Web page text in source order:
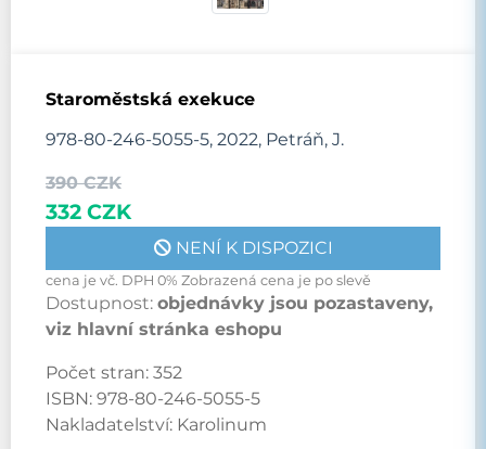
Staroměstská exekuce
978-80-246-5055-5, 2022, Petráň, J.
390 CZK
332 CZK
NENÍ K DISPOZICI
cena je vč. DPH 0% Zobrazená cena je po slevě
Dostupnost: objednávky jsou pozastaveny,
viz hlavní stránka eshopu
Počet stran: 352
ISBN: 978-80-246-5055-5
Nakladatelství: Karolinum